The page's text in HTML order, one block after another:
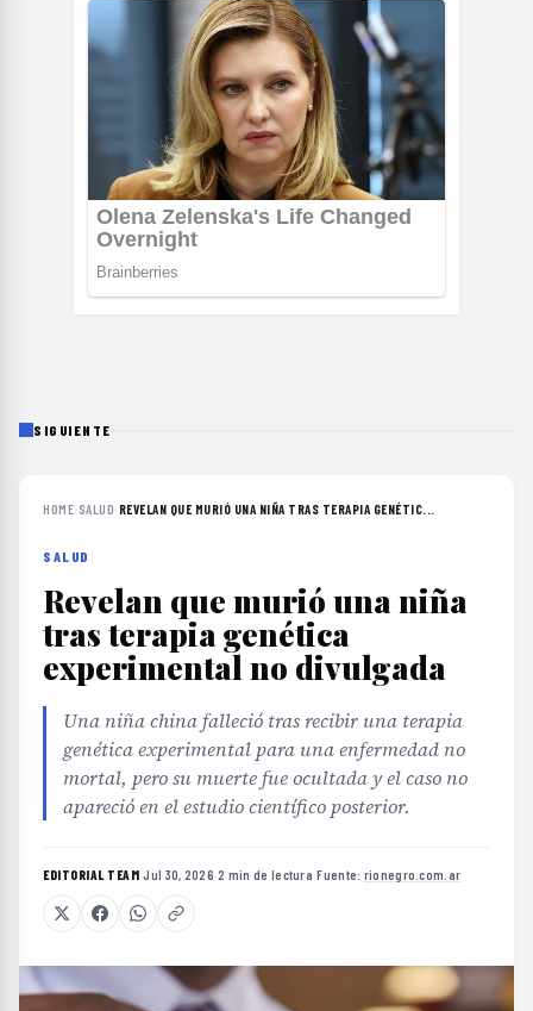
SIGUIENTE
HOME› SALUD› REVELAN QUE MURIÓ UNA NIÑA TRAS TERAPIA GENÉTIC...
SALUD
Revelan que murió una niña
tras terapia genética
experimental no divulgada
Una niña china falleció tras recibir una terapia
genética experimental para una enfermedad no
mortal, pero su muerte fue ocultada y el caso no
apareció en el estudio científico posterior.
EDITORIAL TEAM·Jul 30, 2026·2 min de lectura·Fuente: rionegro.com.ar